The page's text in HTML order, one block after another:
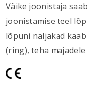
Väike joonistaja
joonistamise teel
lõpuni naljakad
(ring), teha